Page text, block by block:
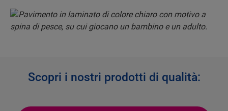
Scopri i nostri prodotti di qualità: